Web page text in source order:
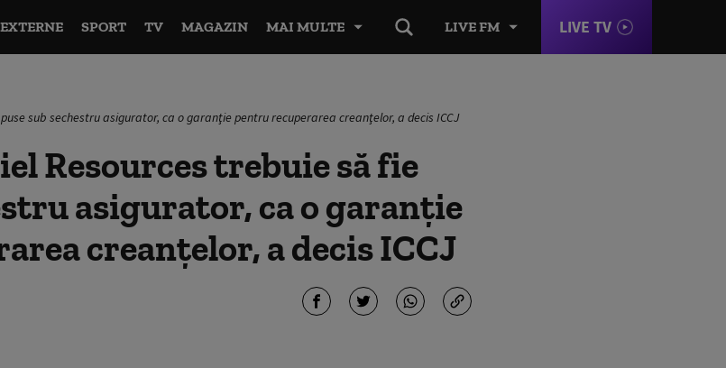
LIVE FM LIVE TV
EXTERNE SPORT TV MAGAZIN MAI MULTE
sub sechestru asigurator, ca o garanţie pentru recuperarea creanţelor, a decis ICCJ
Resources trebuie să fie
asigurator, ca o garanţie
creanţelor, a decis ICCJ